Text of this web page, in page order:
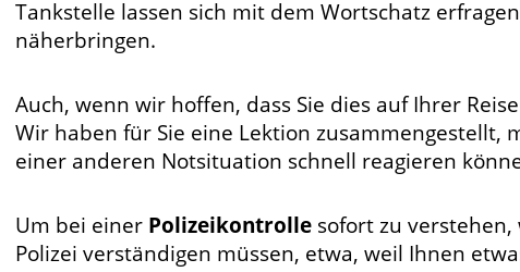
Tankstelle lassen sich mit dem Wortschatz
näherbringen.
Auch, wenn wir hoffen, dass Sie dies auf Ihrer
Wir haben für Sie eine Lektion zusammengestellt,
einer anderen Notsituation schnell reagieren
Um bei einer Polizeikontrolle sofort zu
Polizei verständigen müssen, etwa, weil Ihnen